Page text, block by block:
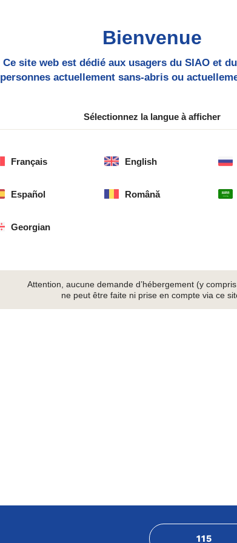
أستفسر عنBienvenue
Ce site web est dédié aux usagers du SIAO et
personnes actuellement sans-abris ou
Sélectionnez la langue à afficher
Français English
Español Română
Georgian
Attention, aucune demande d’hébergement (y compris
ne peut être faite ni prise en compte via ce
115